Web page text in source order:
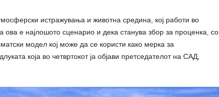
истражувања и животна средина, кој работи во
е најлошото сценарио и дека станува збор за проценка, со
модел кој може да се користи како мерка за
која во четвртокот ја објави претседателот на САД,